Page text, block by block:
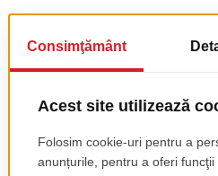
Amenajare bar cafenea: Idei
Se spune că barul este inima unei
preferată, interacționează cu barista și